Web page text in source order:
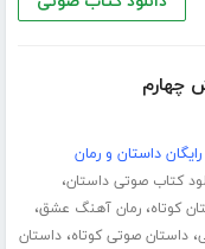
چهارم
داستان و رمان
کتاب صوتی داستان،
کوتاه،رمان آهنگ عشق،
،داستان صوتی کوتاه،داستان